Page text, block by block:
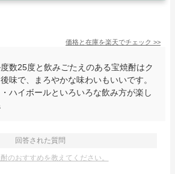
価格と在庫を楽天でチェック >>
数25度と飲みごたえのある宝焼酎はク
味で、まろやかな味わいもいいです。
ハイボールといろいろな飲み方が楽し
回答された質問
のおすすめを教えてください。